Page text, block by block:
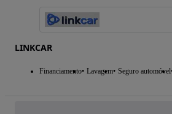
LINKCAR
Financiamento Lavagem Seguro automóvel